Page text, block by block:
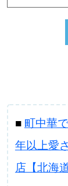
■ 町中華
年以上愛
店【北海